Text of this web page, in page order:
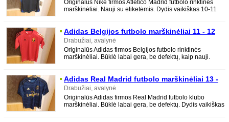
Originalūs Nike firmos Atletico Madrid futbolo rinktinės
marškinėliai. Nauji su etiketėmis. Dydis vaikiškas 10-11
Adidas Belgijos futbolo marškinėliai 11 - 12
metų
Drabužiai, avalynė
Originalūs Adidas firmos Belgijos futbolo rinktinės
marškinėliai. Būklė labai gera, be defektų, kaip nauji.
Adidas Real Madrid futbolo marškinėliai 13 -
14 metų
Drabužiai, avalynė
Originalūs Adidas firmos Real Madrid futbolo klubo
marškinėliai. Būklė labai gera, be defektų. Dydis vaikiškas